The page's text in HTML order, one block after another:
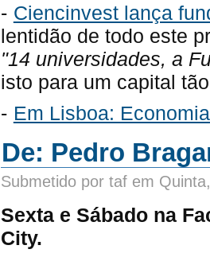
- Ciencinvest lança
lentidão de todo este
"14 universidades, a
isto para um capital
- Em Lisboa:
De: Pedro
Submetido por taf em
Sexta e Sábado na
City.